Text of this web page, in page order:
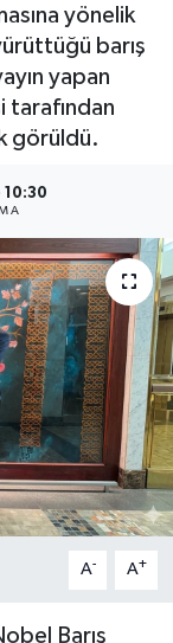
yönelik
barış
yapan
tarafından
görüldü.
10:30
A- A+
Barış